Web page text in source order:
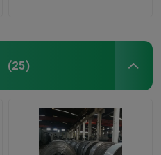
(25)